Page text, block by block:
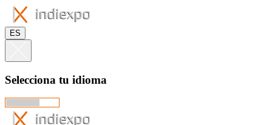
ES
Selecciona tu idioma